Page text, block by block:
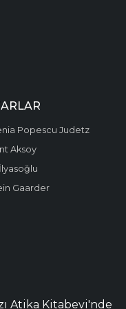
Popescu Judetz
Aksoy
Gaarder
Atika Kitabevi'nde